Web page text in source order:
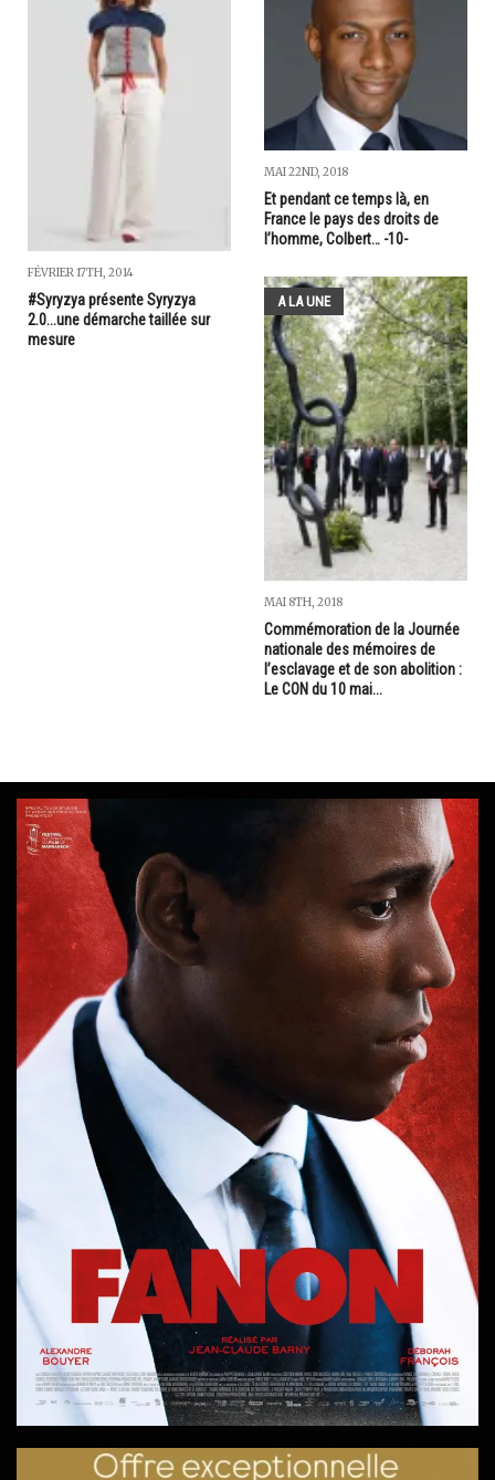
FÉVRIER 17TH, 2014
#Syryzya présente Syryzya
2.0...une démarche taillée sur
mesure
MAI 22ND, 2018
Et pendant ce temps là, en
France le pays des droits de
l’homme, Colbert… -10-
A LA UNE
MAI 8TH, 2018
Commémoration de la Journée
nationale des mémoires de
l’esclavage et de son abolition :
Le CON du 10 mai...